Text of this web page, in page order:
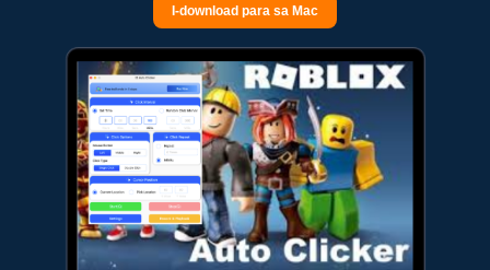
I-download para sa Mac